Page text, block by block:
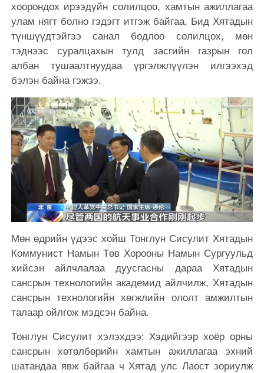
хоорондох ирээдүйн солилцоо, хамтын ажиллагаа
улам нягт болно гэдэгт итгэж байгаа, Бид Хятадын
түншүүдтэйгээ санал бодлоо солилцох, мөн
тэднээс суралцахын тулд засгийн газрын гол
албан тушаалтнуудаа үргэлжлүүлэн илгээхэд
бэлэн байна гэжээ.
Мөн өдрийн үдээс хойш Тонглун Сисулит Хятадын
Коммунист Намын Төв Хорооны Намын Сургуульд
хийсэн айлчлалаа дуусгасны дараа Хятадын
сансрын технологийн академид айлчилж, Хятадын
сансрын технологийн хөгжлийн ололт амжилтын
талаар ойлгож мэдсэн байна.
Тонглун Сисулит хэлэхдээ: Хэдийгээр хоёр орны
сансрын хөтөлбөрийн хамтын ажиллагаа эхний
шатандаа явж байгаа ч Хятад улс Лаост зориулж